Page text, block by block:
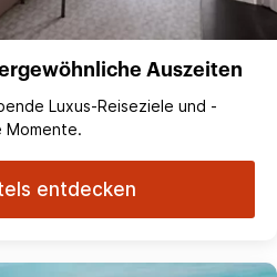
Auszeiten
Luxus-Reiseziele und -
Momente.
entdecken